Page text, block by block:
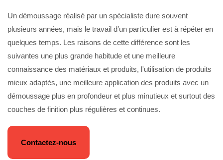
Un démoussage réalisé par un spécialiste dure souvent
plusieurs années, mais le travail d’un particulier est à répéter en
quelques temps. Les raisons de cette différence sont les
suivantes une plus grande habitude et une meilleure
connaissance des matériaux et produits, l'utilisation de produits
mieux adaptés, une meilleure application des produits avec un
démoussage plus en profondeur et plus minutieux et surtout des
couches de finition plus régulières et continues.
Contactez-nous